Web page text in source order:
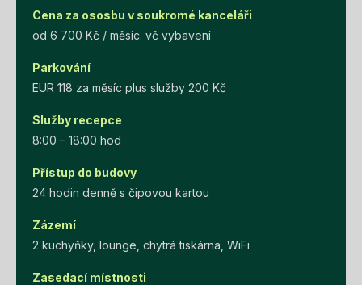
Cena za ososbu v soukromé kanceláři
od 6 700 Kč / měsíc. vč vybavení
Parkování
EUR 118 za měsíc plus služby 200 Kč
Služby recepce
8:00 – 18:00 hod
Přístup do budovy
24 hodin denně s čipovou kartou
Zázemí
2 kuchyňky, lounge, chytrá tiskárna, WiFi
Zasedací místnosti